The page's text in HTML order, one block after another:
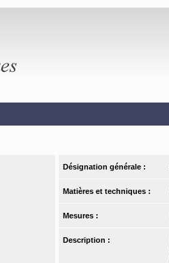
Désignation générale :
Matières et techniques :
Mesures :
Description :